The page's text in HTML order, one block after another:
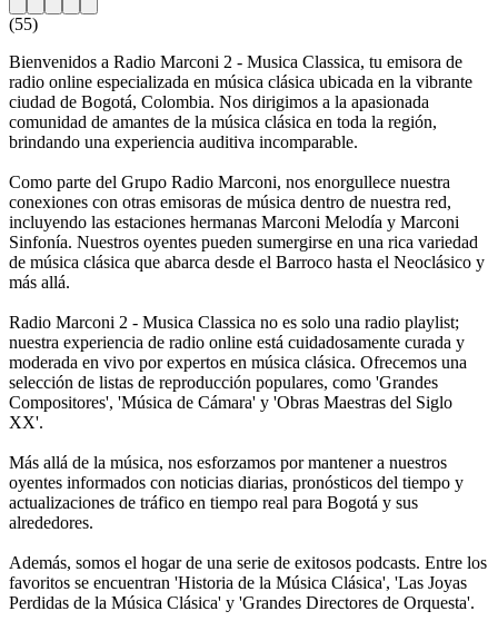
(55)
Bienvenidos a Radio Marconi 2 - Musica Classica, tu emisora de
radio online especializada en música clásica ubicada en la vibrante
ciudad de Bogotá, Colombia. Nos dirigimos a la apasionada
comunidad de amantes de la música clásica en toda la región,
brindando una experiencia auditiva incomparable.
Como parte del Grupo Radio Marconi, nos enorgullece nuestra
conexiones con otras emisoras de música dentro de nuestra red,
incluyendo las estaciones hermanas Marconi Melodía y Marconi
Sinfonía. Nuestros oyentes pueden sumergirse en una rica variedad
de música clásica que abarca desde el Barroco hasta el Neoclásico y
más allá.
Radio Marconi 2 - Musica Classica no es solo una radio playlist;
nuestra experiencia de radio online está cuidadosamente curada y
moderada en vivo por expertos en música clásica. Ofrecemos una
selección de listas de reproducción populares, como 'Grandes
Compositores', 'Música de Cámara' y 'Obras Maestras del Siglo
XX'.
Más allá de la música, nos esforzamos por mantener a nuestros
oyentes informados con noticias diarias, pronósticos del tiempo y
actualizaciones de tráfico en tiempo real para Bogotá y sus
alrededores.
Además, somos el hogar de una serie de exitosos podcasts. Entre los
favoritos se encuentran 'Historia de la Música Clásica', 'Las Joyas
Perdidas de la Música Clásica' y 'Grandes Directores de Orquesta'.